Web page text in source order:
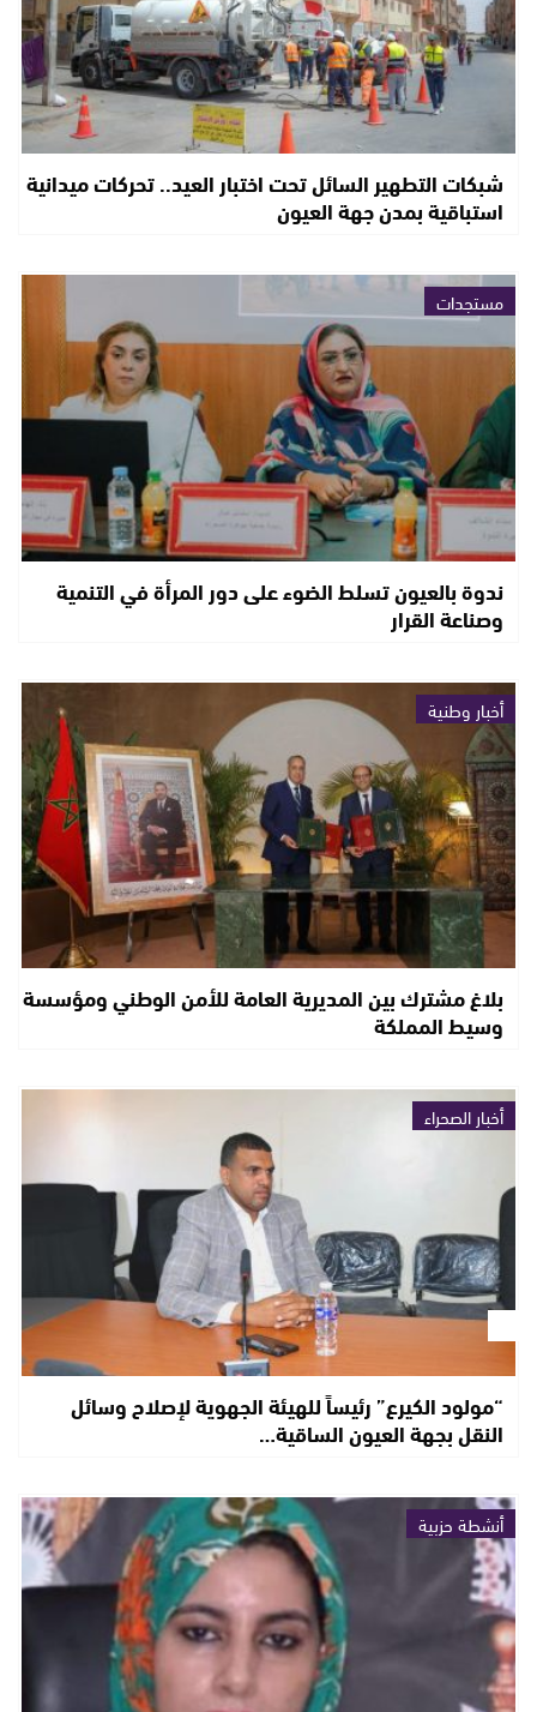
شبكات التطهير السائل تحت اختبار العيد.. تحركات ميدانية
استباقية بمدن جهة العيون
مستجدات
ندوة بالعيون تسلط الضوء على دور المرأة في التنمية
وصناعة القرار
أخبار وطنية
بلاغ مشترك بين المديرية العامة للأمن الوطني ومؤسسة
وسيط المملكة
أخبار الصحراء
“مولود الكيرع” رئيساً للهيئة الجهوية لإصلاح وسائل
النقل بجهة العيون الساقية…
أنشطة حزبية